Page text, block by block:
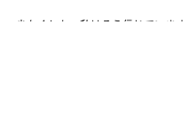
少なくとも、私はそう信じています。